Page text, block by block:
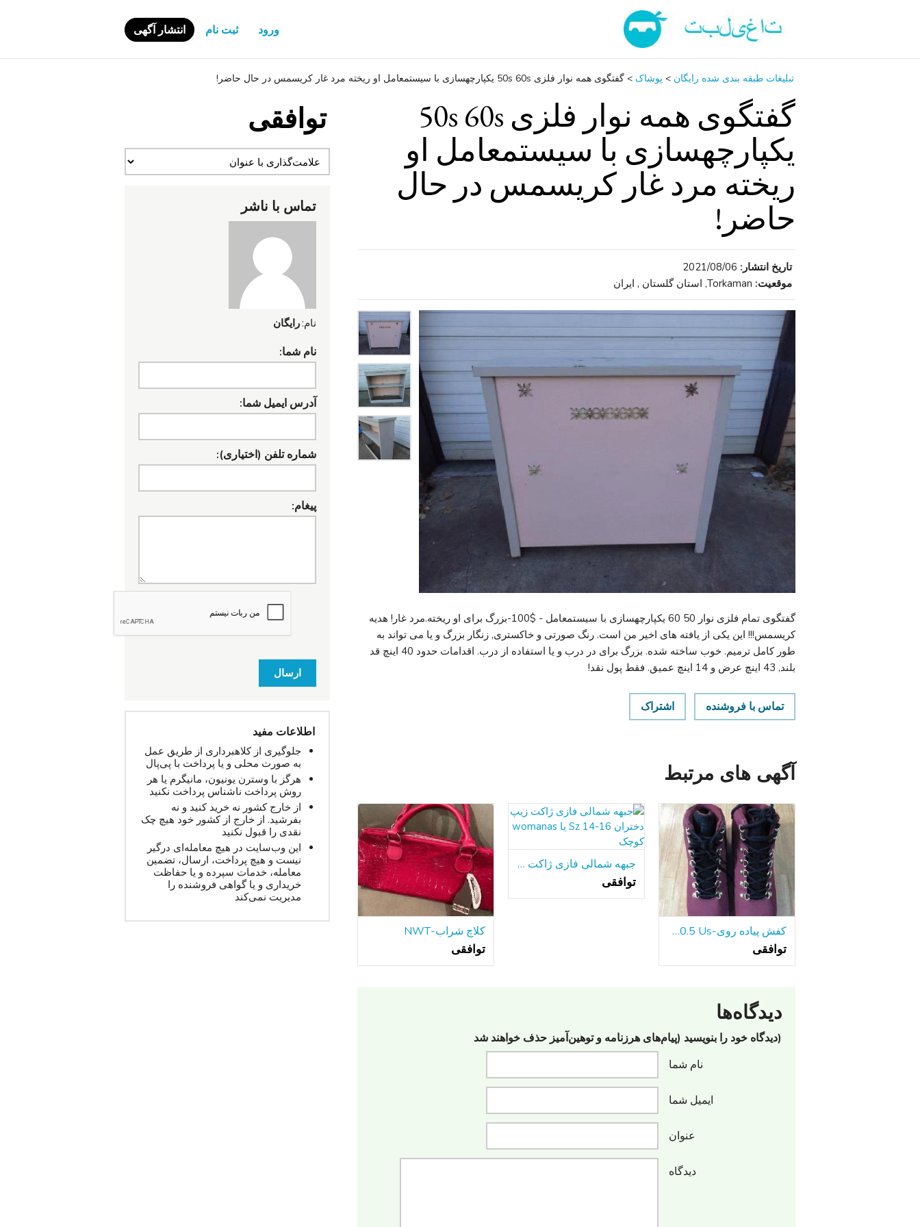
ورود ثبت نام انتشار آگهی
تبلیغات طبقه بندی شده رایگان > پوشاک > گفتگوی همه نوار فلزی 50s 60s یکپارچهسازی با سیستمعامل او ریخته مرد غار کریسمس در حال حاضر!
گفتگوی همه نوار فلزی 50s 60s
یکپارچهسازی با سیستمعامل او
ریخته مرد غار کریسمس در حال
حاضر!
تاریخ انتشار: 2021/08/06
موقعیت: Torkaman, استان گلستان , ایران
گفتگوی تمام فلزی نوار 50 60 یکپارچهسازی با سیستمعامل - $100-بزرگ برای او ریخته.مرد غار! هديه
کريسمس!!! این یکی از یافته های اخیر من است. رنگ صورتی و خاکستری, زنگار بزرگ و یا می تواند به
طور کامل ترمیم. خوب ساخته شده. بزرگ برای در درب و یا استفاده از درب. اقدامات حدود 40 اینچ قد
بلند, 43 اینچ عرض و 14 اینچ عمیق. فقط پول نقد!
تماس با فروشنده اشتراک
آگهی های مرتبط
کفش پیاده روی-Fila 10.5 Us
توافقی
جبهه شمالی فازی ژاکت زیپ دختران Sz 14-16 یا womanas کوچک
توافقی
کلاچ شراب-NWT
توافقی
دیدگاه‌ها
(دیدگاه خود را بنویسید (پیام‌های هرزنامه‌ و توهین‌آمیز حذف خواهند شد
نام شما
ایمیل شما
عنوان
دیدگاه
توافقی
تماس با ناشر
نام: رایگان
نام شما:
آدرس ایمیل شما:
شماره تلفن (اختیاری):
پیغام:
ارسال
اطلاعات مفید
جلوگیری از کلاهبرداری از طریق عمل
به صورت محلی و یا پرداخت با پی‌پال
هرگز با وسترن یونیون، مانیگرم یا هر
روش پرداخت ناشناس پرداخت نکنید
از خارج کشور نه خرید کنید و نه
بفرشید. از خارج از کشور خود هیچ چک
نقدی را قبول نکنید
این وب‌سایت در هیچ معامله‌ای درگیر
نیست و هیچ پرداخت، ارسال، تضمین
معامله، خدمات سپرده و یا حفاظت
خریداری و یا گواهی فروشنده را
مدیریت نمی‌کند